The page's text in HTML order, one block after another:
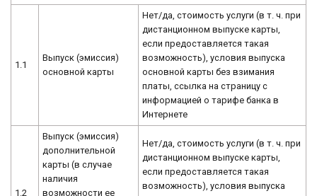
1.1
Выпуск (эмиссия)
основной карты
Нет/да, стоимость услуги (в т. ч. при
дистанционном выпуске карты,
если предоставляется такая
возможность), условия выпуска
основной карты без взимания
платы, ссылка на страницу с
информацией о тарифе банка в
Интернете
1.2
Выпуск (эмиссия)
дополнительной
карты (в случае
наличия
возможности ее
Нет/да, стоимость услуги (в т. ч. при
дистанционном выпуске карты,
если предоставляется такая
возможность), условия выпуска